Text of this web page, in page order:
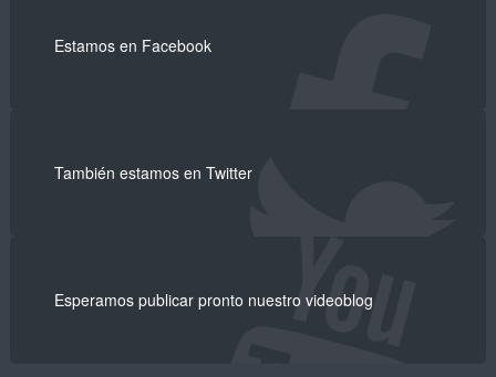
Estamos en Facebook
También estamos en Twitter
Esperamos publicar pronto nuestro videoblog